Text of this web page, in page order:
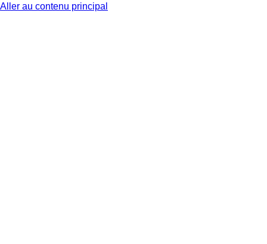
Aller au contenu principal